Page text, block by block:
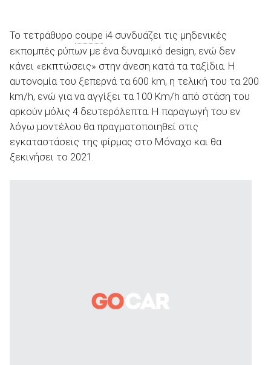
Το τετράθυρο coupe i4 συνδυάζει τις μηδενικές
εκπομπές ρύπων με ένα δυναμικό design, ενώ δεν
κάνει «εκπτώσεις» στην άνεση κατά τα ταξίδια. Η
αυτονομία του ξεπερνά τα 600 km, η τελική του τα 200
km/h, ενώ για να αγγίξει τα 100 Km/h από στάση του
αρκούν μόλις 4 δευτερόλεπτα. Η παραγωγή του εν
λόγω μοντέλου θα πραγματοποιηθεί στις
εγκαταστάσεις της φίρμας στο Μόναχο και θα
ξεκινήσει το 2021.